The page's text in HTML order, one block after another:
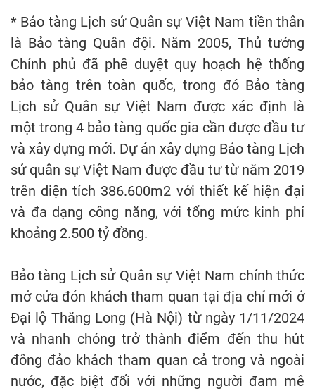
* Bảo tàng Lịch sử Quân sự Việt Nam tiền thân
là Bảo tàng Quân đội. Năm 2005, Thủ tướng
Chính phủ đã phê duyệt quy hoạch hệ thống
bảo tàng trên toàn quốc, trong đó Bảo tàng
Lịch sử Quân sự Việt Nam được xác định là
một trong 4 bảo tàng quốc gia cần được đầu tư
và xây dựng mới. Dự án xây dựng Bảo tàng Lịch
sử quân sự Việt Nam được đầu tư từ năm 2019
trên diện tích 386.600m2 với thiết kế hiện đại
và đa dạng công năng, với tổng mức kinh phí
khoảng 2.500 tỷ đồng.
Bảo tàng Lịch sử Quân sự Việt Nam chính thức
mở cửa đón khách tham quan tại địa chỉ mới ở
Đại lộ Thăng Long (Hà Nội) từ ngày 1/11/2024
và nhanh chóng trở thành điểm đến thu hút
đông đảo khách tham quan cả trong và ngoài
nước, đặc biệt đối với những người đam mê